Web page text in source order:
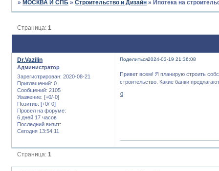
» МОСКВА И СПБ »Строительство и Дизайн » Ипотека на
Страница:1
Поделиться2024-03-19 21:36:08
Dr.Vazilin
Администратор
Зарегистрирован: 2020-08-21
Приглашений: 0
Сообщений: 2105
Уважение: [+0/-0]
Позитив: [+0/-0]
Провел на форуме:
6 дней 17 часов
Последний визит:
Сегодня 13:54:11
Привет всем! Я планирую строить
строительство. Какие банки
0
Страница:1